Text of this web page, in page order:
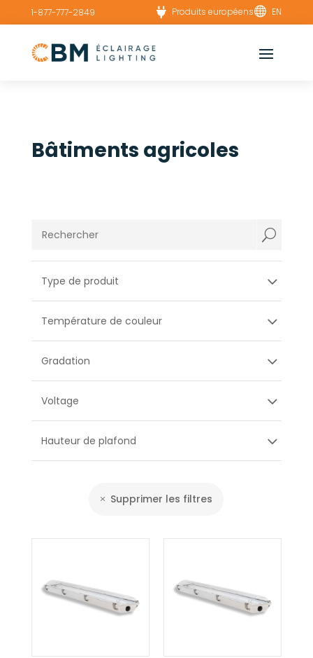
1-877-777-2849  Produits européens EN
Bâtiments agricoles
U
Type de produit
Température de couleur
Gradation
Voltage
Hauteur de plafond
Supprimer les filtres